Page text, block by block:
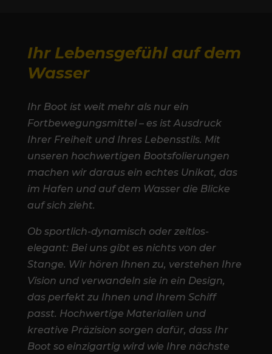
Ihr Lebensgefühl auf dem
Wasser
Ihr Boot ist weit mehr als nur ein
Fortbewegungsmittel – es ist Ausdruck
Ihrer Freiheit und Ihres Lebensstils. Mit
unseren hochwertigen Bootsfolierungen
machen wir daraus ein echtes Unikat, das
im Hafen und auf dem Wasser die Blicke
auf sich zieht.
Ob sportlich-dynamisch oder zeitlos-
elegant: Bei uns gibt es nichts von der
Stange. Wir hören Ihnen zu, verstehen Ihre
Vision und verwandeln sie in ein Design,
das perfekt zu Ihnen und Ihrem Schiff
passt. Hochwertige Materialien und
kreative Präzision sorgen dafür, dass Ihr
Boot so einzigartig wird wie Ihre nächste